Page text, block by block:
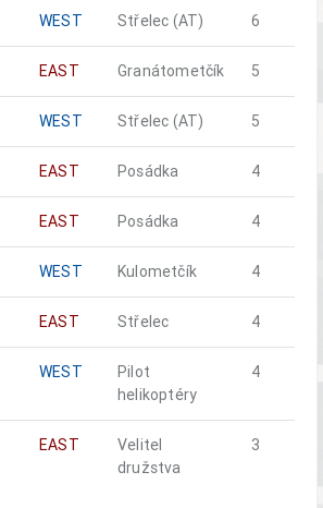
WEST Střelec (AT) 6
EAST Granátometčík 5
WEST Střelec (AT) 5
EAST Posádka 4
EAST Posádka 4
WEST Kulometčík 4
EAST Střelec 4
WEST
Pilot
helikoptéry
4
EAST
Velitel
družstva
3